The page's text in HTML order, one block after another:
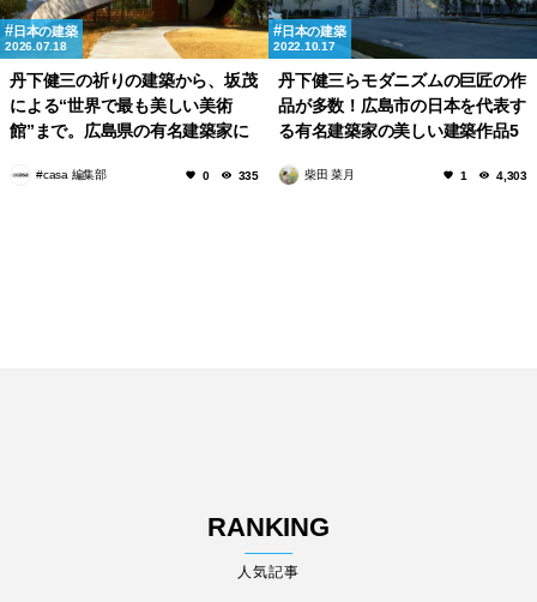
日本の建築
2026.07.18
丹下健三の祈りの建築から、坂茂
による“世界で最も美しい美術
館”まで。広島県の有名建築家に
#casa 編集部 0 335
日本の建築
2022.10.17
丹下健三らモダニズムの巨匠の作
品が多数！広島市の日本を代表す
る有名建築家の美しい建築作品5
柴田 菜月 1 4,303
RANKING
人気記事